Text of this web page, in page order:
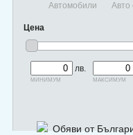
Автомобили Авто
Цена
лв.
минимум
максимум
Обяви от